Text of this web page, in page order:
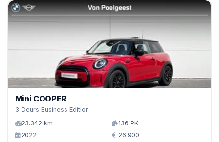
Mini COOPER
3-Deurs Business Edition
23.342 km
136 PK
2022
26.900